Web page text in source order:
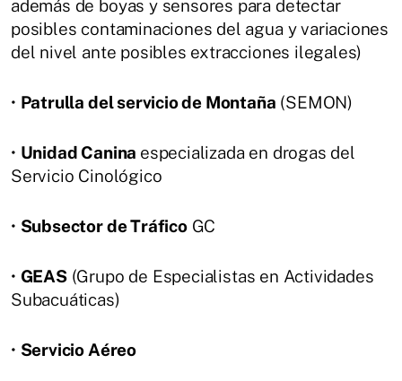
además de boyas y sensores para detectar
posibles contaminaciones del agua y variaciones
del nivel ante posibles extracciones ilegales)
• Patrulla del servicio de Montaña (SEMON)
• Unidad Canina especializada en drogas del
Servicio Cinológico
• Subsector de TráficoGC
• GEAS(Grupo de Especialistas en Actividades
Subacuáticas)
• Servicio Aéreo